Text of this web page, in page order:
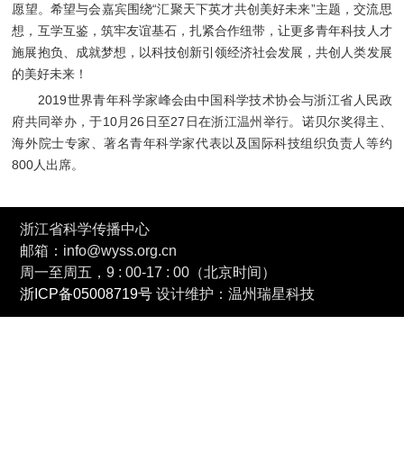
愿望。希望与会嘉宾围绕“汇聚天下英才共创美好未来”主题，交流思
想，互学互鉴，筑牢友谊基石，扎紧合作纽带，让更多青年科技人才
施展抱负、成就梦想，以科技创新引领经济社会发展，共创人类发展
的美好未来！
2019世界青年科学家峰会由中国科学技术协会与浙江省人民政
府共同举办，于10月26日至27日在浙江温州举行。诺贝尔奖得主、
海外院士专家、著名青年科学家代表以及国际科技组织负责人等约
800人出席。
浙江省科学传播中心
邮箱：info@wyss.org.cn
周一至周五，9 : 00-17 : 00（北京时间）
浙ICP备05008719号 设计维护：温州瑞星科技